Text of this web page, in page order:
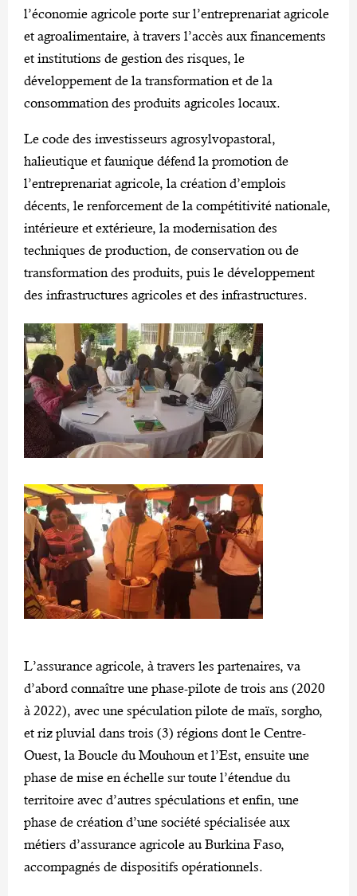
l’économie agricole porte sur l’entreprenariat agricole
et agroalimentaire, à travers l’accès aux financements
et institutions de gestion des risques, le
développement de la transformation et de la
consommation des produits agricoles locaux.
Le code des investisseurs agrosylvopastoral,
halieutique et faunique défend la promotion de
l’entreprenariat agricole, la création d’emplois
décents, le renforcement de la compétitivité nationale,
intérieure et extérieure, la modernisation des
techniques de production, de conservation ou de
transformation des produits, puis le développement
des infrastructures agricoles et des infrastructures.
L’assurance agricole, à travers les partenaires, va
d’abord connaître une phase-pilote de trois ans (2020
à 2022), avec une spéculation pilote de maïs, sorgho,
et riz pluvial dans trois (3) régions dont le Centre-
Ouest, la Boucle du Mouhoun et l’Est, ensuite une
phase de mise en échelle sur toute l’étendue du
territoire avec d’autres spéculations et enfin, une
phase de création d’une société spécialisée aux
métiers d’assurance agricole au Burkina Faso,
accompagnés de dispositifs opérationnels.